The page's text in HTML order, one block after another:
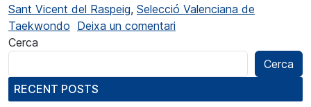
Sant Vicent del Raspeig, Selecció Valenciana de
Taekwondo Deixa un comentari
Cerca
Cerca
RECENT POSTS